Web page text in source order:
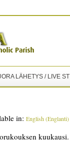
LÄHETYS / LIVE
in: English (Englanti)
kuukausi.